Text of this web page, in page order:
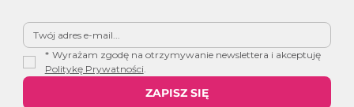
*
Wyrażam zgodę na otrzymywanie newslettera i akceptuję
Politykę Prywatności.
ZAPISZ SIĘ